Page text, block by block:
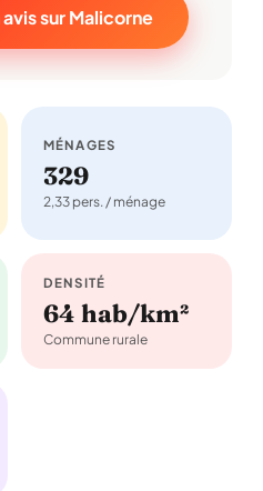
sur Malicorne
MÉNAGES
329
2,33 pers. / ménage
DENSITÉ
64 hab/km²
Commune rurale